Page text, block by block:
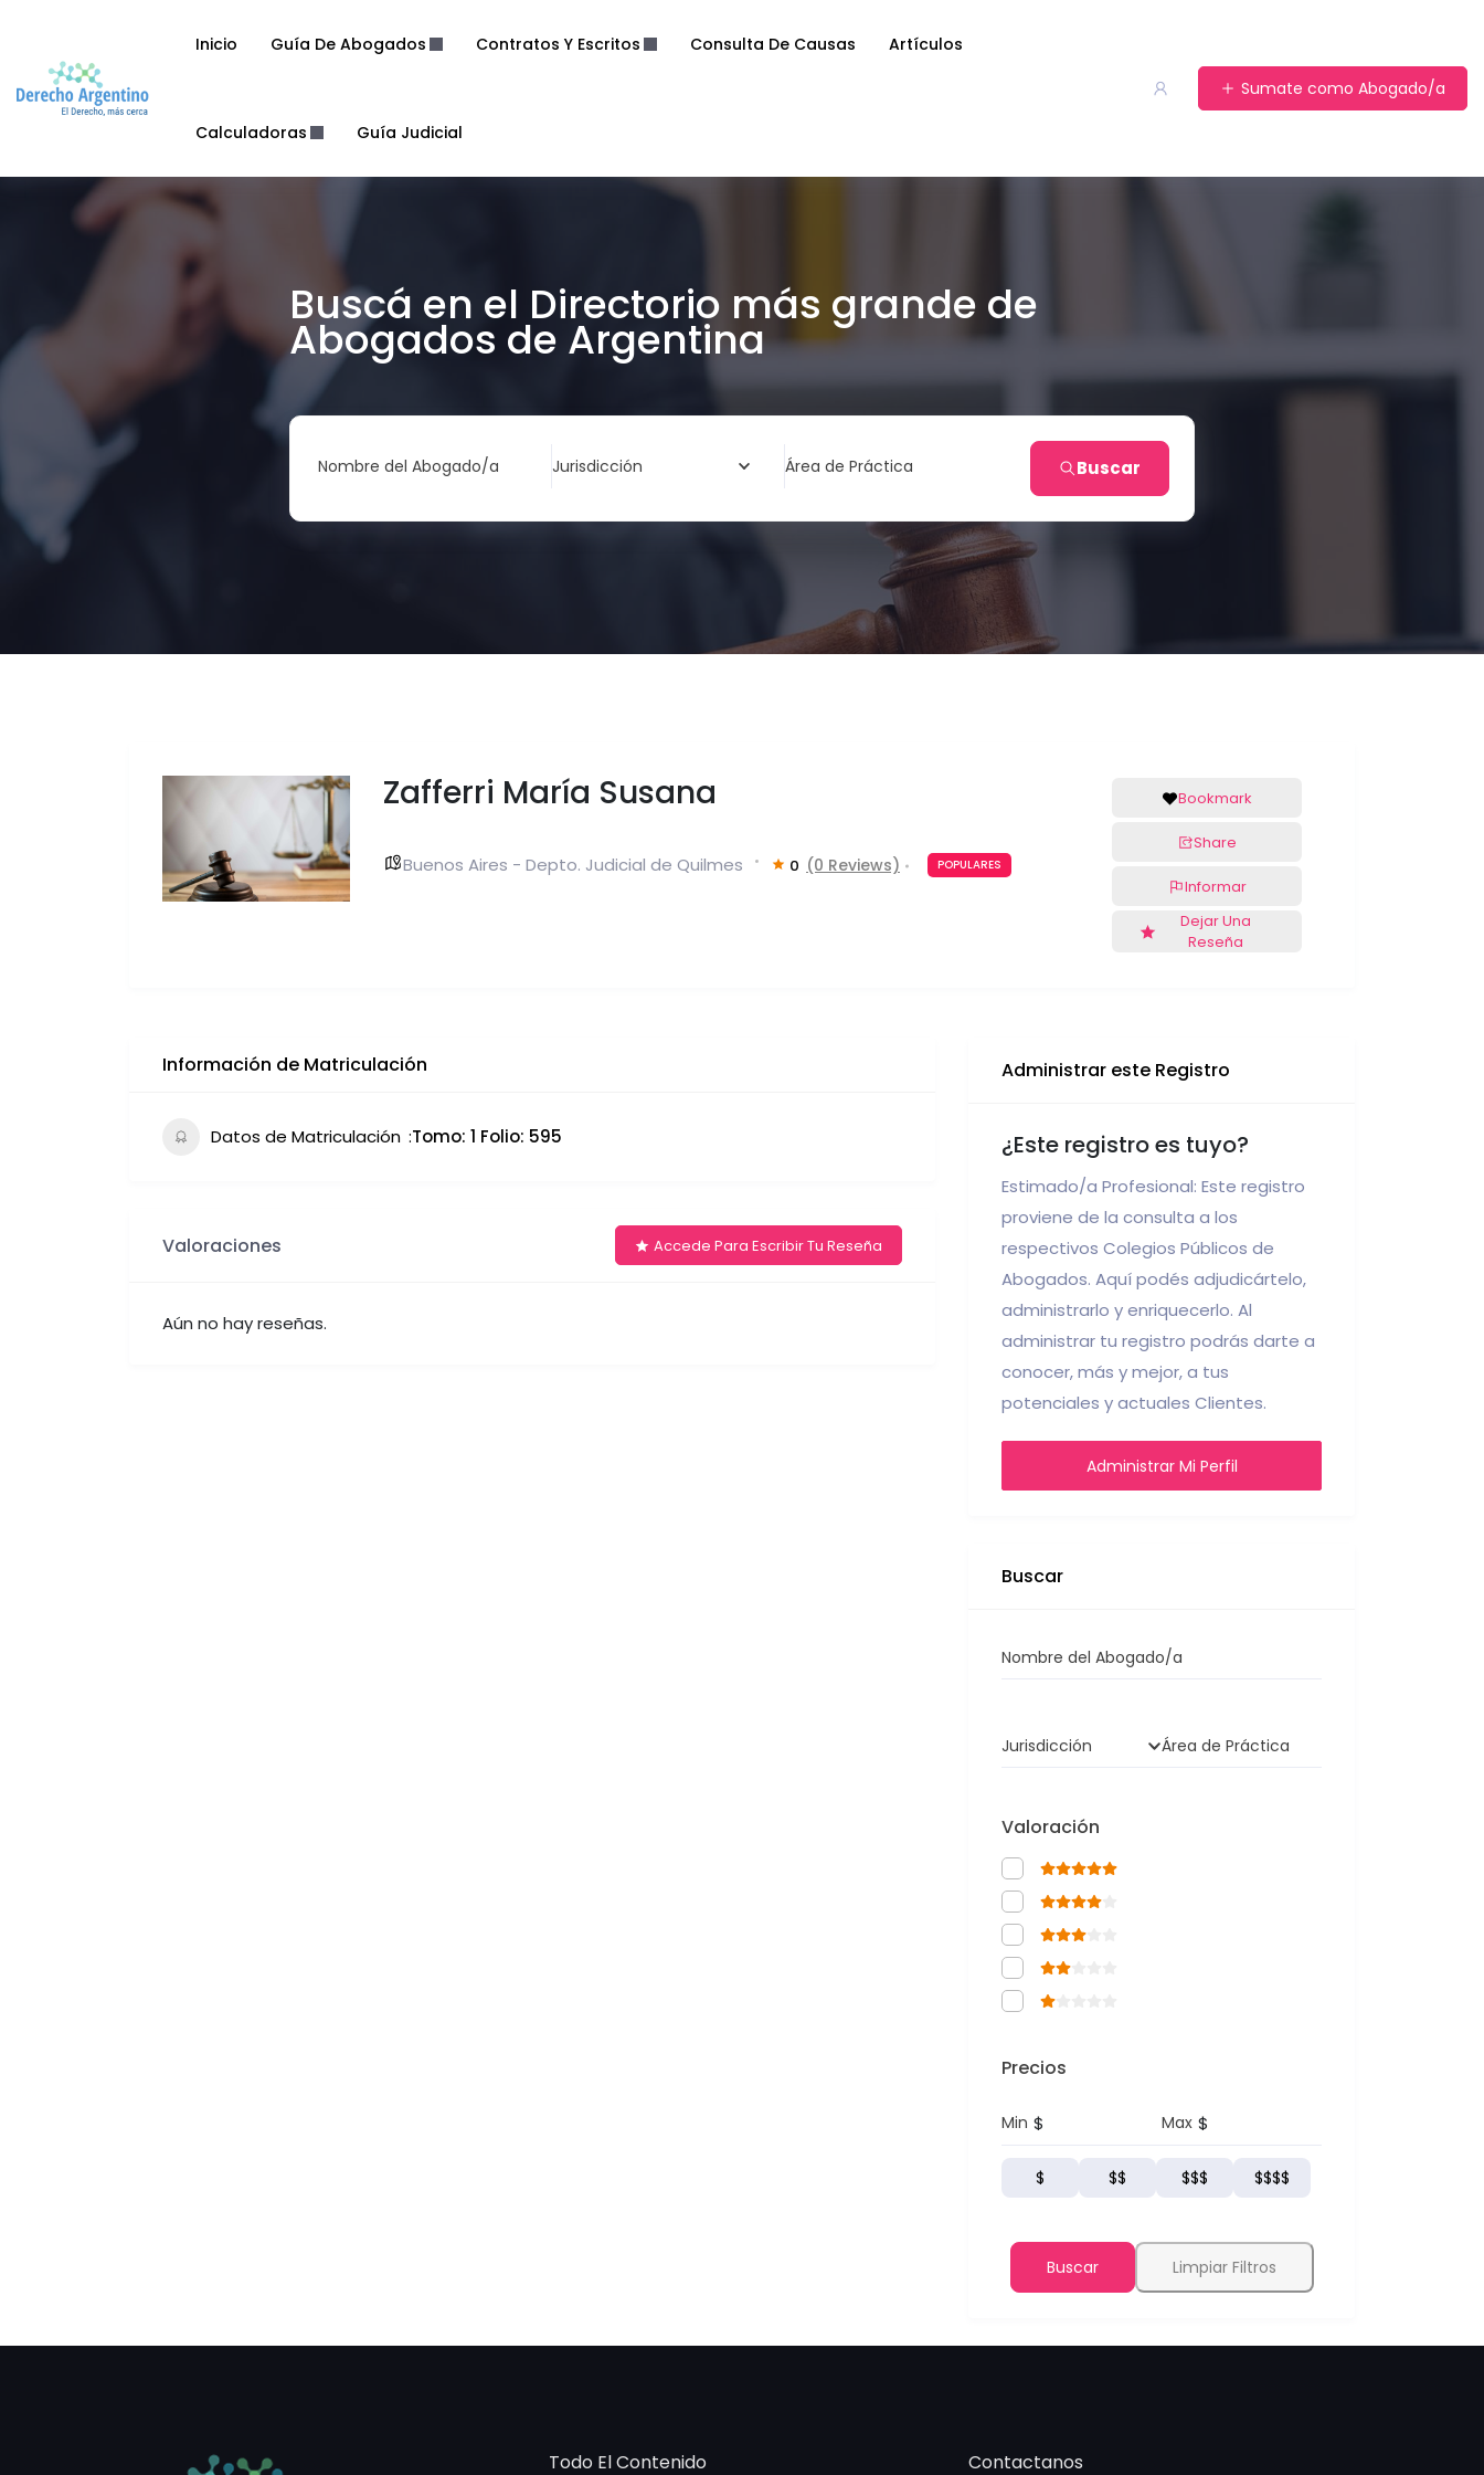
Inicio Guía De Abogados Contratos Y Escritos Consulta De Causas Artículos
Calculadoras Guía Judicial
Sumate como Abogado/a
Buscá en el Directorio más grande de
Abogados de Argentina
Nombre del Abogado/a Jurisdicción Área de Práctica Buscar
Zafferri María Susana
Buenos Aires - Depto. Judicial de Quilmes 0 (0 Reviews) POPULARES
Bookmark
Share
Informar
Dejar Una
Reseña
Información de Matriculación
Datos de Matriculación Tomo: 1 Folio: 595
Valoraciones Accede Para Escribir Tu Reseña
Aún no hay reseñas.
Administrar este Registro
¿Este registro es tuyo?
Estimado/a Profesional: Este registro
proviene de la consulta a los
respectivos Colegios Públicos de
Abogados. Aquí podés adjudicártelo,
administrarlo y enriquecerlo. Al
administrar tu registro podrás darte a
conocer, más y mejor, a tus
potenciales y actuales Clientes.
Administrar Mi Perfil
Buscar
Nombre del Abogado/a
Jurisdicción Área de Práctica
Valoración
Precios
Min $ Max $
$ $$ $$$ $$$$
Buscar Limpiar Filtros
Todo El Contenido Contactanos